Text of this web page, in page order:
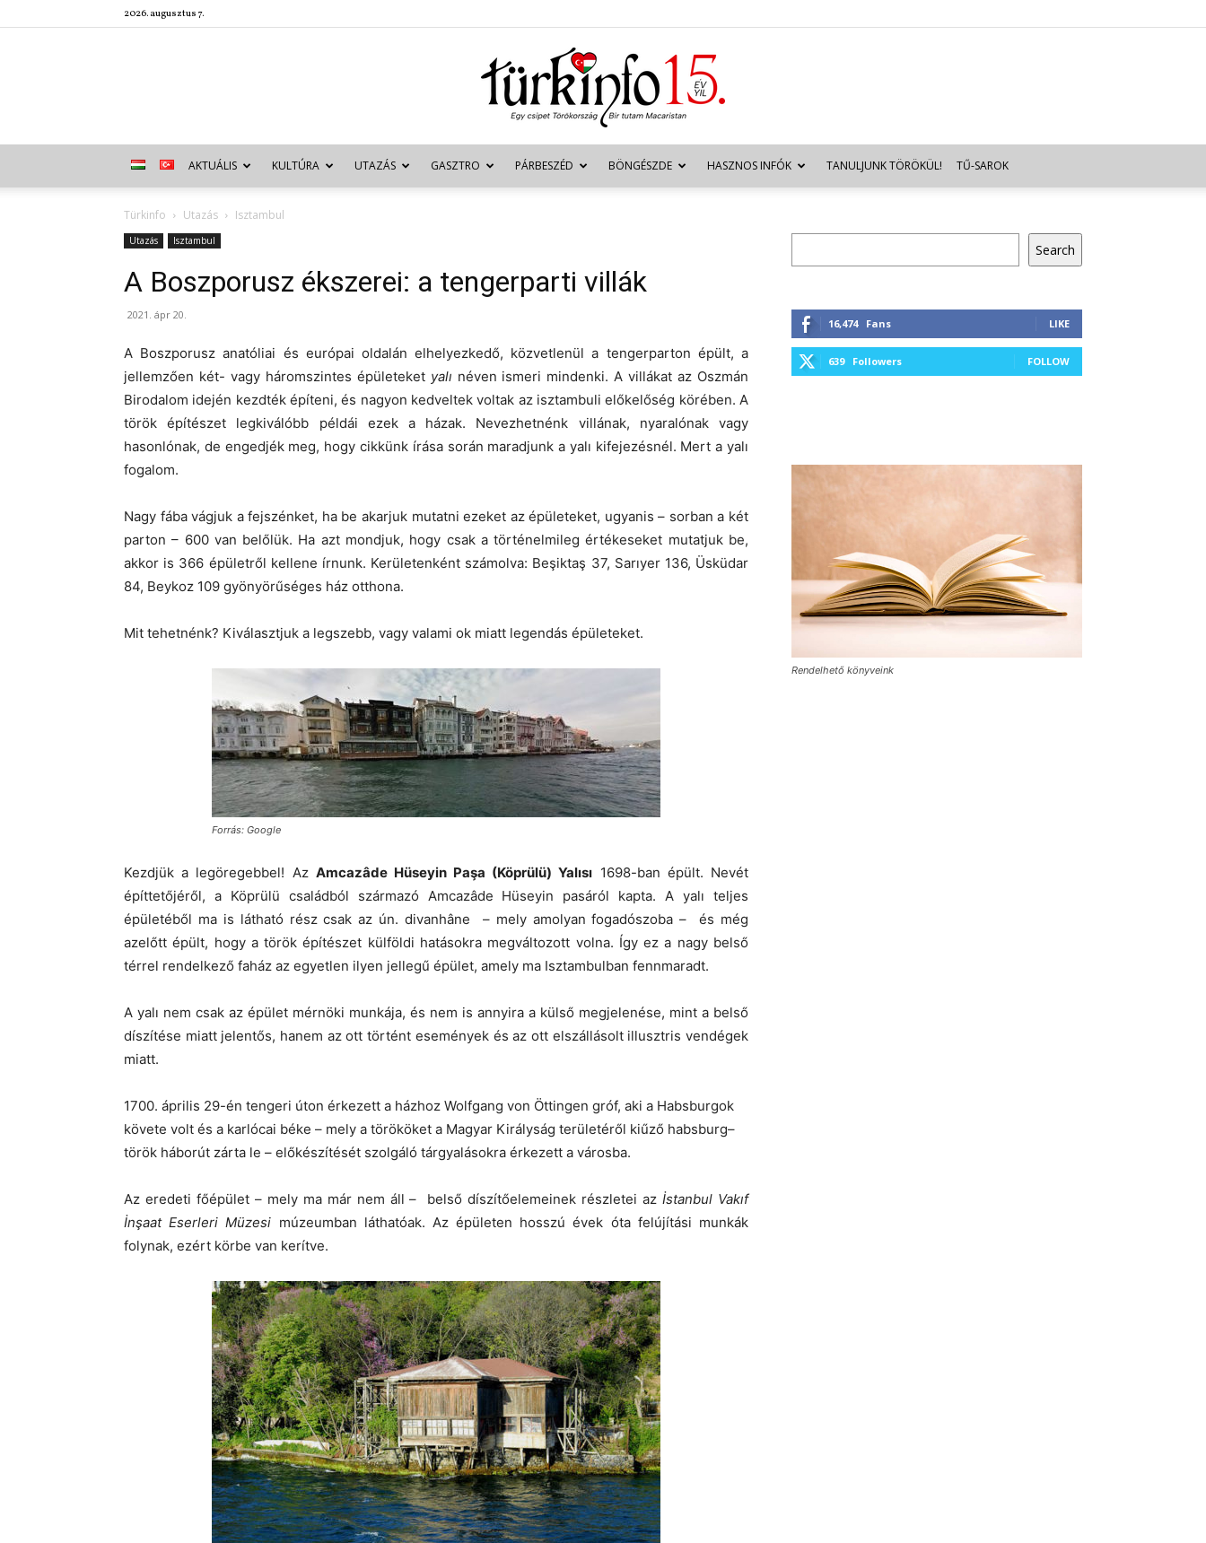
2026. augusztus 7.
Türkinfo
AKTUÁLIS KULTÚRA UTAZÁS GASZTRO PÁRBESZÉD BÖNGÉSZDE HASZNOS INFÓK TANULJUNK TÖRÖKÜL! TŰ-SAROK
Türkinfo Utazás Isztambul
Utazás Isztambul
A Boszporusz ékszerei: a tengerparti villák
2021. ápr 20.
A Boszporusz anatóliai és európai oldalán elhelyezkedő, közvetlenül a tengerparton épült, a
jellemzően két- vagy háromszintes épületeket yalı néven ismeri mindenki. A villákat az Oszmán
Birodalom idején kezdték építeni, és nagyon kedveltek voltak az isztambuli előkelőség körében. A
török építészet legkiválóbb példái ezek a házak. Nevezhetnénk villának, nyaralónak vagy
hasonlónak, de engedjék meg, hogy cikkünk írása során maradjunk a yalı kifejezésnél. Mert a yalı
fogalom.
Nagy fába vágjuk a fejszénket, ha be akarjuk mutatni ezeket az épületeket, ugyanis – sorban a két
parton – 600 van belőlük. Ha azt mondjuk, hogy csak a történelmileg értékeseket mutatjuk be,
akkor is 366 épületről kellene írnunk. Kerületenként számolva: Beşiktaş 37, Sarıyer 136, Üsküdar
84, Beykoz 109 gyönyörűséges ház otthona.
Mit tehetnénk? Kiválasztjuk a legszebb, vagy valami ok miatt legendás épületeket.
Forrás: Google
Kezdjük a legöregebbel! Az Amcazâde Hüseyin Paşa (Köprülü) Yalısı 1698-ban épült. Nevét
építtetőjéről, a Köprülü családból származó Amcazâde Hüseyin pasáról kapta. A yalı teljes
épületéből ma is látható rész csak az ún. divanhâne – mely amolyan fogadószoba – és még
azelőtt épült, hogy a török építészet külföldi hatásokra megváltozott volna. Így ez a nagy belső
térrel rendelkező faház az egyetlen ilyen jellegű épület, amely ma Isztambulban fennmaradt.
A yalı nem csak az épület mérnöki munkája, és nem is annyira a külső megjelenése, mint a belső
díszítése miatt jelentős, hanem az ott történt események és az ott elszállásolt illusztris vendégek
miatt.
1700. április 29-én tengeri úton érkezett a házhoz Wolfgang von Öttingen gróf, aki a Habsburgok
követe volt és a karlócai béke – mely a törököket a Magyar Királyság területéről kiűző habsburg–
török háborút zárta le – előkészítését szolgáló tárgyalásokra érkezett a városba.
Az eredeti főépület – mely ma már nem áll – belső díszítőelemeinek részletei azİstanbul Vakıf
İnşaat Eserleri Müzesi múzeumban láthatóak. Az épületen hosszú évek óta felújítási munkák
folynak, ezért körbe van kerítve.
Search
16,474 Fans LIKE
639 Followers FOLLOW
Rendelhető könyveink